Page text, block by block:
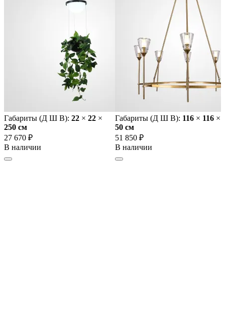
Габариты (Д Ш В): 22 × 22 ×
250 cм
27 670 ₽
В наличии
Габариты (Д Ш В): 116 × 116 ×
50 cм
51 850 ₽
В наличии